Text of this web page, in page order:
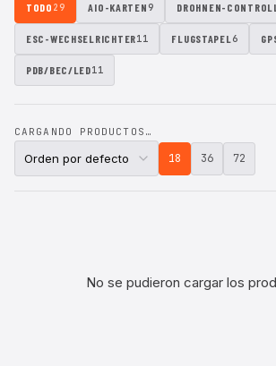
TODO 29 AIO-KARTEN 9 DROHNEN-
ESC-WECHSELRICHTER11 FLUGSTAPEL 6
PDB/BEC/LED11
CARGANDO PRODUCTOS…
18 36 72
No se pudieron cargar los